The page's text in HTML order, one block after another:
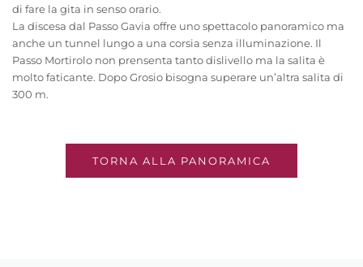
di fare la gita in senso orario.
La discesa dal Passo Gavia offre uno spettacolo panoramico ma
anche un tunnel lungo a una corsia senza illuminazione. Il
Passo Mortirolo non prensenta tanto dislivello ma la salita è
molto faticante. Dopo Grosio bisogna superare un’altra salita di
300 m.
TORNA ALLA PANORAMICA